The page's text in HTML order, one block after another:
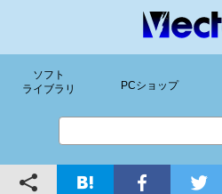
ソフト
ライブラリ
PCショップ